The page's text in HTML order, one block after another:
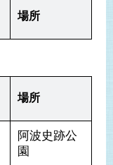
場所
場所
阿波史跡公
園